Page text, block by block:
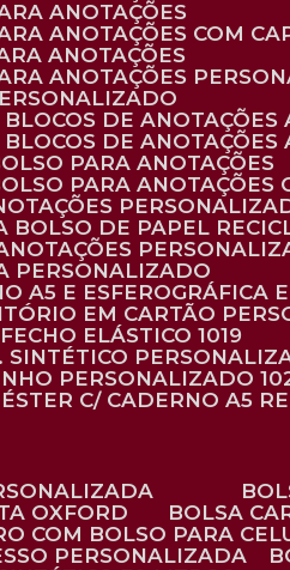
ANOTAÇÕES
ANOTAÇÕES COM
ANOTAÇÕES
ANOTAÇÕES
BLOCOS DE ANOTAÇÕES
BLOCOS DE ANOTAÇÕES
PARA ANOTAÇÕES
PARA ANOTAÇÕES
BOLSO DE PAPEL
PERSONALIZADO
A5 E ESFEROGRÁFICA
EM CARTÃO
ELÁSTICO 1019
SINTÉTICO
PERSONALIZADO
C/ CADERNO A5
OXFORD
BOLSA
COM BOLSO PARA
PERSONALIZADA